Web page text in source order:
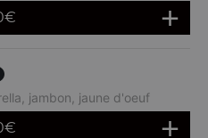
€
jambon, jaune d'oeuf
€